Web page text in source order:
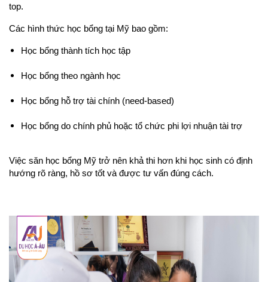
top.
Các hình thức học bổng tại Mỹ bao gồm:
Học bổng thành tích học tập
Học bổng theo ngành học
Học bổng hỗ trợ tài chính (need-based)
Học bổng do chính phủ hoặc tổ chức phi lợi nhuận tài trợ
Việc săn học bổng Mỹ trở nên khả thi hơn khi học sinh có định
hướng rõ ràng, hồ sơ tốt và được tư vấn đúng cách.